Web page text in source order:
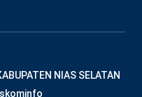
NIAS SELATAN